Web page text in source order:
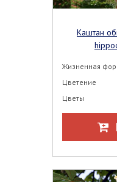
Каштан обыкновенный Aésculus
Жизненная
Цветение
Цветы